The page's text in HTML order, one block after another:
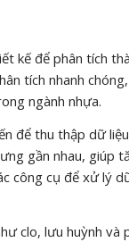
kế để phân tích
tích nhanh
ngành nhựa.
để thu thập dữ
gần nhau, giúp
công cụ để xử lý
clo, lưu huỳnh và